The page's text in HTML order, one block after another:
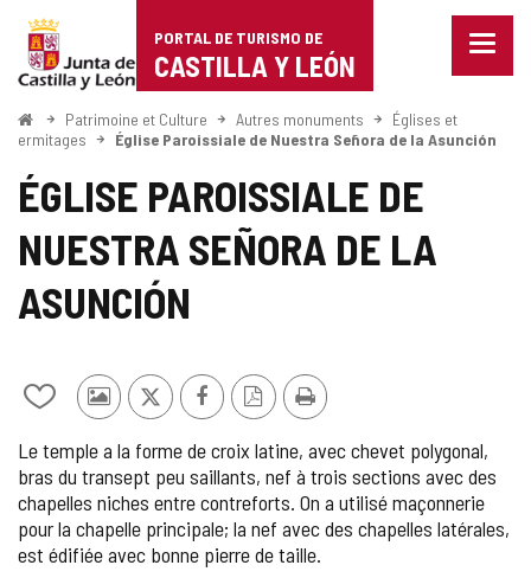
Portal
de
Turismo
de
Castilla
León
PORTAL DE TURISMO DE
CASTILLA Y LEÓN
Menu
<
Accueil
Patrimoine et Culture Autres monuments
Églises et
ermitages
Église Paroissiale de Nuestra Señora de la Asunción
ÉGLISE PAROISSIALE DE
NUESTRA SEÑORA DE LA
ASUNCIÓN
Ajouter/retirer
contenu
de
cahiers
Photos
touristes
X FacebookVersionImprimer
Le temple a la forme de croix latine, avec chevet polygonal,
bras du transept peu saillants, nef à trois sections avec des
chapelles niches entre contreforts. On a utilisé maçonnerie
pour la chapelle principale; la nef avec des chapelles latérales,
est édifiée avec bonne pierre de taille.